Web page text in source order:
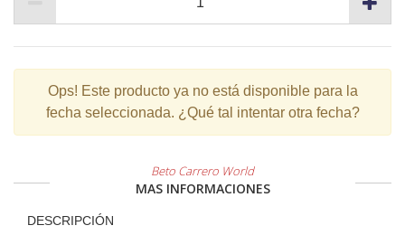
Ops! Este producto ya no está disponible para la
fecha seleccionada. ¿Qué tal intentar otra fecha?
Beto Carrero World
MAS INFORMACIONES
DESCRIPCIÓN